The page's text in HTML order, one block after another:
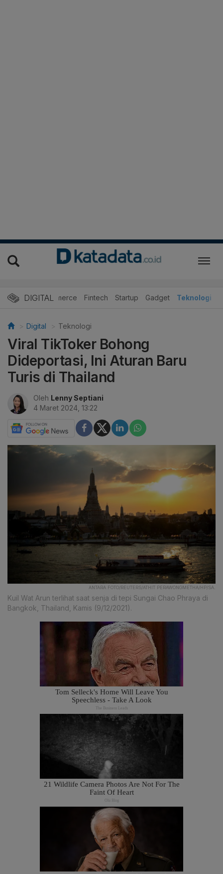
DIGITAL
E-Commerce Fintech Startup Gadget Teknologi
Digital Teknologi
Viral TikToker Bohong
Dideportasi, Ini Aturan Baru
Turis di Thailand
Oleh Lenny Septiani
4 Maret 2024, 13:22
ANTARA FOTO/REUTERS/ATHIT PERAWONGMETHA/HP/SA.
Kuil Wat Arun terlihat saat senja di tepi Sungai Chao Phraya di
Bangkok, Thailand, Kamis (9/12/2021).